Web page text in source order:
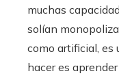
muchas
solían
como artificial, es
hacer es